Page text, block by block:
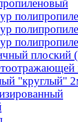
плоский
"круглый"